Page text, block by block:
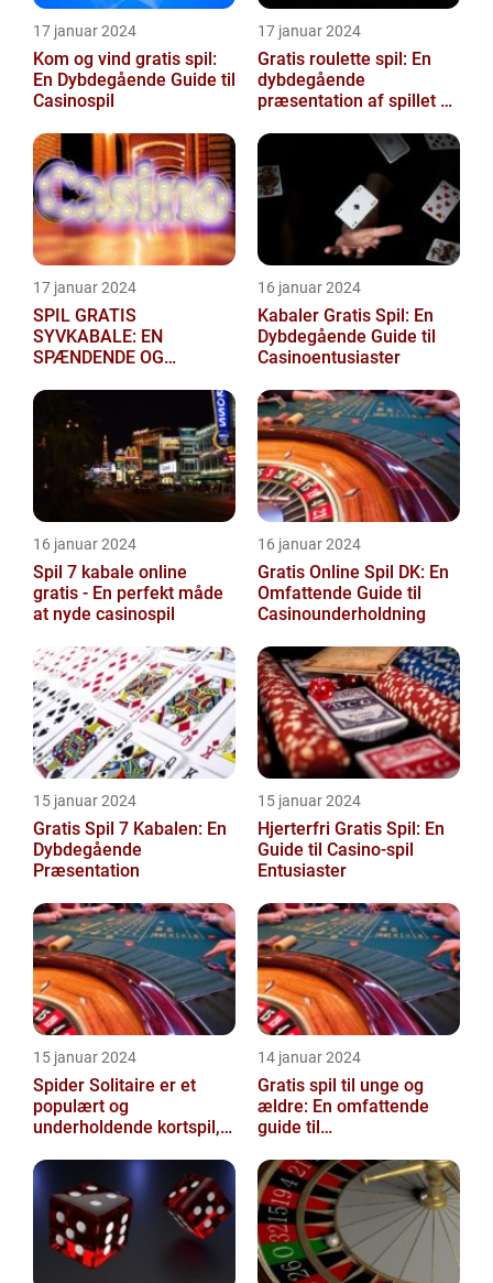
17 januar 2024
Kom og vind gratis spil:
En Dybdegående Guide til
Casinospil
17 januar 2024
Gratis roulette spil: En
dybdegående
præsentation af spillet og
historien
17 januar 2024
SPIL GRATIS
SYVKABALE: EN
SPÆNDENDE OG
16 januar 2024
Kabaler Gratis Spil: En
Dybdegående Guide til
Casinoentusiaster
16 januar 2024
Spil 7 kabale online
gratis - En perfekt måde
at nyde casinospil
16 januar 2024
Gratis Online Spil DK: En
Omfattende Guide til
Casinounderholdning
15 januar 2024
Gratis Spil 7 Kabalen: En
Dybdegående
Præsentation
15 januar 2024
Hjerterfri Gratis Spil: En
Guide til Casino-spil
Entusiaster
15 januar 2024
Spider Solitaire er et
populært og
underholdende kortspil,
erfarne casino-en...
14 januar 2024
Gratis spil til unge og
ældre: En omfattende
guide til